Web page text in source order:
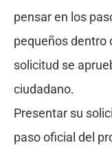
pensar en los
pequeños dentro
solicitud se
ciudadano.
Presentar su
paso oficial del